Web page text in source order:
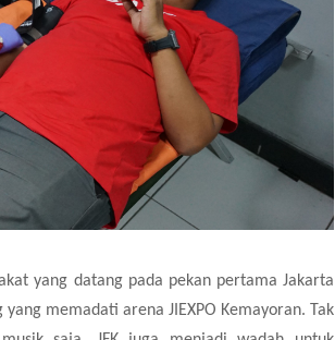
yang datang pada pekan pertama Jakarta
memadati arena JIEXPO Kemayoran. Tak